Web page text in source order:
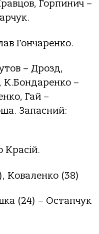
Горпинич –
Гончаренко.
– Дрозд,
К.Бондаренко –
Гай –
Запасний:
Красій.
Коваленко (38)
(24) – Остапчук